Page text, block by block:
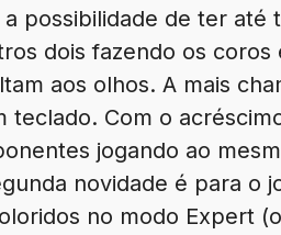
possibilidade de ter até
dois fazendo os coros
aos olhos. A mais
Com o
jogando ao
novidade é para o
no modo Expert